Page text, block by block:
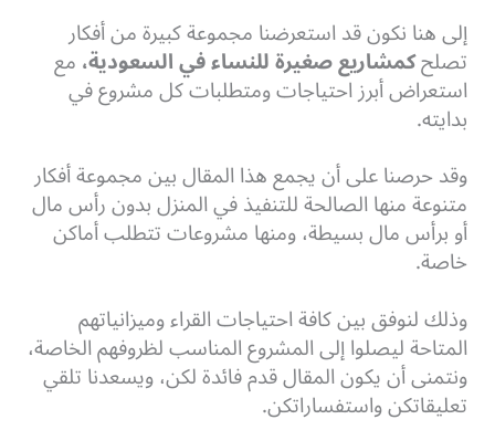
إلى هنا نكون قد استعرضنا مجموعة كبيرة من أفكار
تصلحكمشاريع صغيرة للنساء في السعودية،مع
استعراض أبرز احتياجات ومتطلبات كل مشروع في
بدايته.
وقد حرصنا على أن يجمع هذا المقال بين مجموعة أفكار
متنوعة منها الصالحة للتنفيذ في المنزل بدون رأس مال
أو برأس مال بسيطة، ومنها مشروعات تتطلب أماكن
خاصة.
وذلك لنوفق بين كافة احتياجات القراء وميزانياتهم
المتاحة ليصلوا إلى المشروع المناسب لظروفهم الخاصة،
ونتمنى أن يكون المقال قدم فائدة لكن، ويسعدنا تلقي
تعليقاتكن واستفساراتكن.